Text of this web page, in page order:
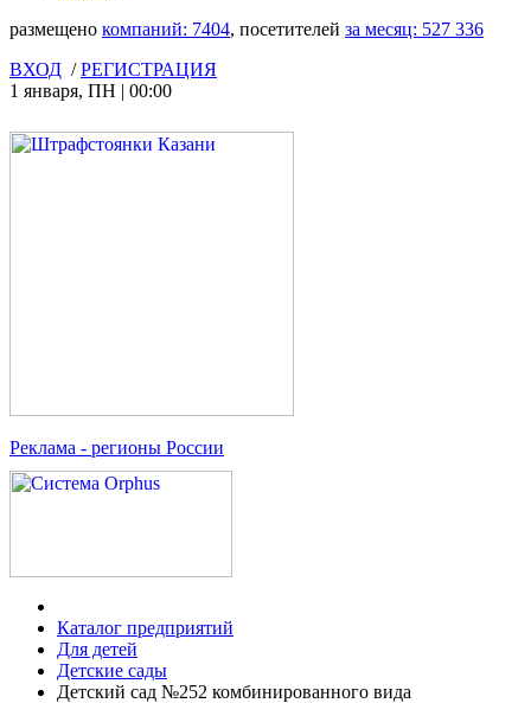
размещено компаний: 7404, посетителей за месяц: 527 336
ВХОД /РЕГИСТРАЦИЯ
1 января, ПН | 00:00
Реклама - регионы России
Каталог предприятий
Для детей
Детские сады
Детский сад №252 комбинированного вида